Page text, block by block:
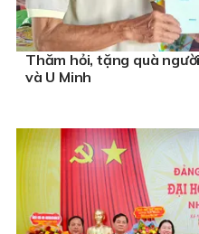
Thăm hỏi, tặng quà
và U Minh